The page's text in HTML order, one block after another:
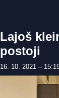
Lajoš
postoji
16. 10. 2021 –